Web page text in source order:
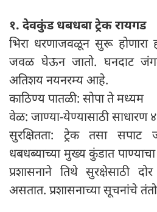
१. देवकुंड धबधबा ट्रेक रायगड
भिरा धरणाजवळून सुरू होणारा
जवळ घेऊन जातो. घनदाट
अतिशय नयनरम्य आहे.
काठिण्य पातळी: सोपा ते मध्यम
वेळ: जाण्या-येण्यासाठी साधारण
सुरक्षितता: ट्रेक तसा सपाट
धबधब्याच्या मुख्य कुंडात
प्रशासनाने तिथे सुरक्षेसाठी
असतात. प्रशासनाच्या सूचनांचे